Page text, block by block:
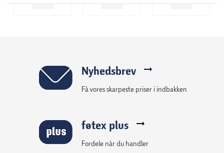
Nyhedsbrev
Få vores skarpeste priser i indbakken
føtex plus
Fordele når du handler